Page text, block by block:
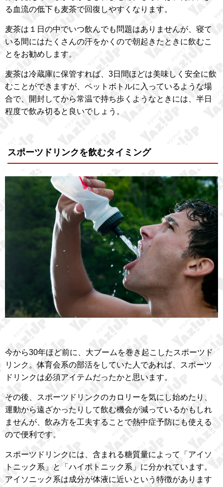
る血流の低下も麦茶で回復しやすくなります。
麦茶は１日の中でいつ飲んでも問題はありませんが、寝て
いる間にはたくさんの汗をかくので朝起きたときに飲むこ
とをお勧めします。
麦茶は冷蔵庫に保管すれば、3日間ほどは美味しく安全に飲
むことができますが、ペットボトルに入っているような場
合で、開封してから常温で持ち歩くようなときには、半日
程度で飲み切ると良いでしょう。
スポーツドリンクを飲むタイミング
今から30年ほど前に、大ブームを巻き起こしたスポーツド
リンク。体育会系の部活をしていた人であれば、スポーツ
ドリンクは必須アイテムだったかと思います。
その後、スポーツドリンクのカロリーを気にし始めたり、
運動から遠ざかったりして飲む機会が減っているかもしれ
ませんが、飲み方を工夫することで熱中症予防にも使える
ので便利です。
スポーツドリンクには、含まれる糖質量によって「アイソ
トニック系」と「ハイポトニック系」に分かれています。
アイソニック系は成分が体液に近いという特徴があります